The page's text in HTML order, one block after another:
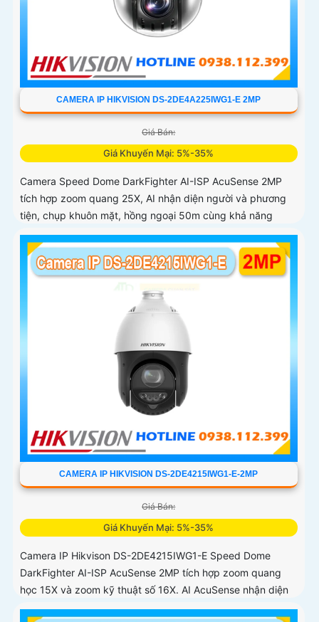
CAMERA IP HIKVISION DS-2DE4A225IWG1-E 2MP
Giá Bán:
Giá Khuyến Mại: 5%-35%
Camera Speed Dome DarkFighter AI-ISP AcuSense 2MP
tích hợp zoom quang 25X, AI nhận diện người và phương
tiện, chụp khuôn mặt, hồng ngoại 50m cùng khả năng
quan sát ban đêm vượt trội cho hệ thống giám sát chuyên
nghiệp
CAMERA IP HIKVISION DS-2DE4215IWG1-E-2MP
Giá Bán:
Giá Khuyến Mại: 5%-35%
Camera IP Hikvison DS-2DE4215IWG1-E Speed Dome
DarkFighter AI-ISP AcuSense 2MP tích hợp zoom quang
học 15X và zoom kỹ thuật số 16X. AI AcuSense nhận diện
người và phương tiện và cảnh báo chủ động